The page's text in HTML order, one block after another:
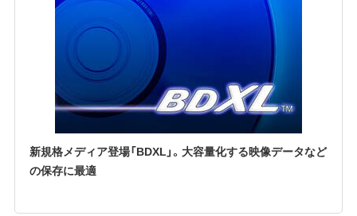
新規格メディア登場「BDXL」。大容量化する映像データなど
の保存に最適